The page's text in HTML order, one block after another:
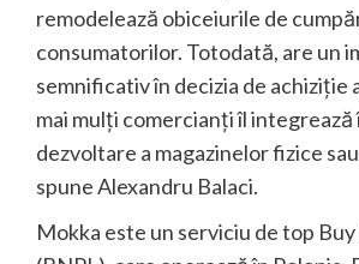
remodelează obiceiurile de
consumatorilor. Totodată, are un
semnificativ în decizia de achiziție
mai mulți comercianți îl
dezvoltare a magazinelor fizice sau
spune Alexandru Balaci.
Mokka este un serviciu de top